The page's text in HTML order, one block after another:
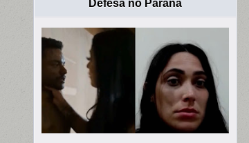
Defesa no Paraná